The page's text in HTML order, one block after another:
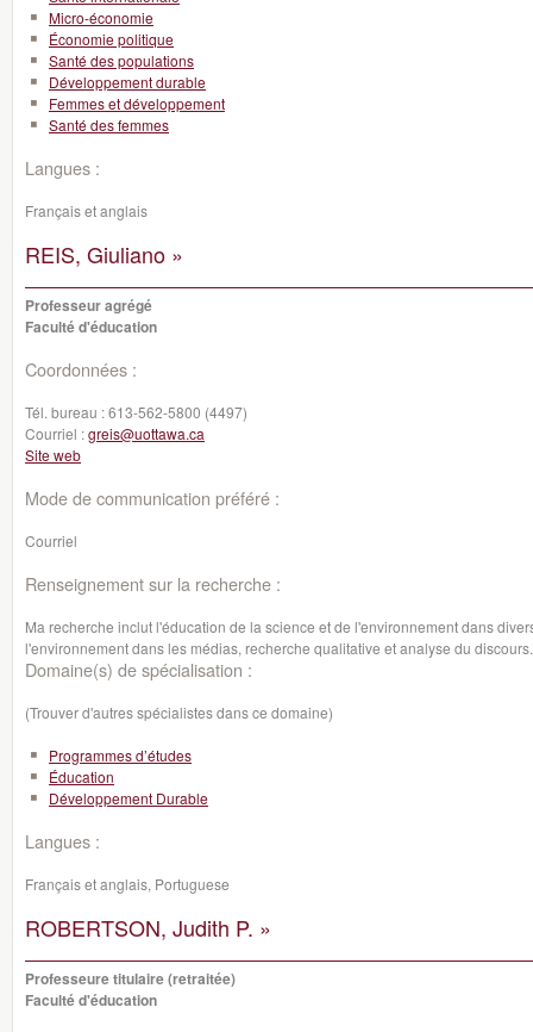
Micro-économie
Économie politique
Santé des populations
Développement durable
Femmes et développement
Santé des femmes
Langues :
Français et anglais
REIS, Giuliano »
Professeur agrégé
Faculté d'éducation
Coordonnées :
Tél. bureau :613-562-5800 (4497)
Courriel :greis@uottawa.ca
Site web
Mode de communication préféré :
Courriel
Renseignement sur la recherche :
Ma recherche inclut l'éducation de la science et de l'environnement dans
l'environnement dans les médias, recherche qualitative et analyse du discours.
Domaine(s) de spécialisation :
(Trouver d'autres spécialistes dans ce domaine)
Programmes d’études
Éducation
Développement Durable
Langues :
Français et anglais, Portuguese
ROBERTSON, Judith P. »
Professeure titulaire (retraitée)
Faculté d'éducation